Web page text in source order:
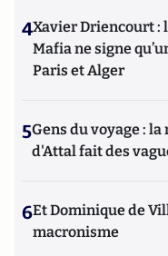
4Xavier Driencourt :
Mafia ne signe
Paris et Alger
5Gens du voyage :
d'Attal fait des
6Et Dominique de
macronisme